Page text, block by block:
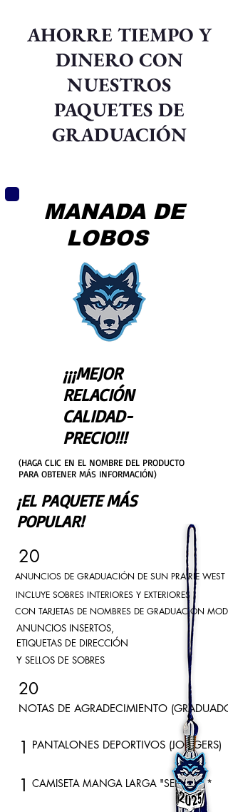
AHORRE TIEMPO Y
DINERO CON
NUESTROS
PAQUETES DE
GRADUACIÓN
MANADA DE
LOBOS
¡¡¡MEJOR
RELACIÓN
CALIDAD-
PRECIO!!!
(HAGA CLIC EN EL NOMBRE DEL PRODUCTO
PARA OBTENER MÁS INFORMACIÓN)
¡EL PAQUETE MÁS
POPULAR!
20
ANUNCIOS DE GRADUACIÓN DE SUN PRAIRIE WEST
INCLUYE SOBRES INTERIORES Y EXTERIORES
CON TARJETAS DE NOMBRES DE GRADUACIÓN
ANUNCIOS INSERTOS,
ETIQUETAS DE DIRECCIÓN
Y SELLOS DE SOBRES
20
NOTAS DE AGRADECIMIENTO
1
1
PANTALONES DEPORTIVOS (JOGGERS)
CAMISETA MANGA LARGA "SENIOR" *